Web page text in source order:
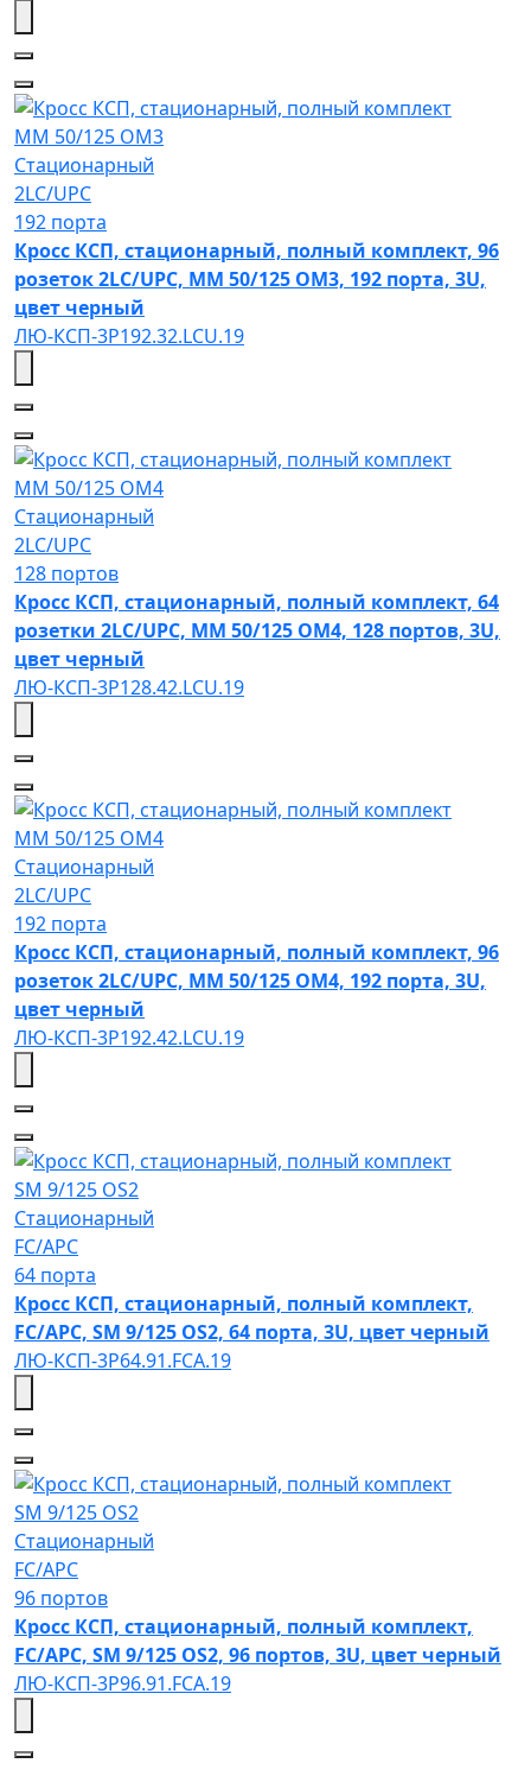
MM 50/125 OM3
Стационарный
2LC/UPC
192 порта
Кросс КСП, стационарный, полный комплект, 96
розеток 2LC/UPC, MM 50/125 OM3, 192 порта, 3U,
цвет черный
ЛЮ-КСП-3Р192.32.LCU.19
MM 50/125 OM4
Стационарный
2LC/UPC
128 портов
Кросс КСП, стационарный, полный комплект, 64
розетки 2LC/UPC, MM 50/125 OM4, 128 портов, 3U,
цвет черный
ЛЮ-КСП-3Р128.42.LCU.19
MM 50/125 OM4
Стационарный
2LC/UPC
192 порта
Кросс КСП, стационарный, полный комплект, 96
розеток 2LC/UPC, MM 50/125 OM4, 192 порта, 3U,
цвет черный
ЛЮ-КСП-3Р192.42.LCU.19
SM 9/125 OS2
Стационарный
FC/APC
64 порта
Кросс КСП, стационарный, полный комплект,
FC/APC, SM 9/125 OS2, 64 порта, 3U, цвет черный
ЛЮ-КСП-3Р64.91.FCA.19
SM 9/125 OS2
Стационарный
FC/APC
96 портов
Кросс КСП, стационарный, полный комплект,
FC/APC, SM 9/125 OS2, 96 портов, 3U, цвет черный
ЛЮ-КСП-3Р96.91.FCA.19